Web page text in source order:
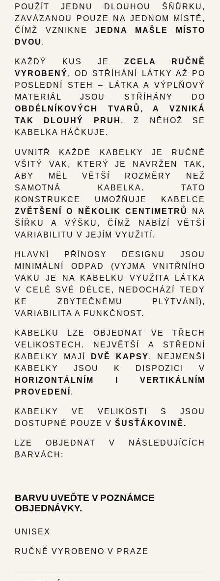
POUŽÍT JEDNU DLOUHOU ŠŇŮRKU,
ZAVÁZANOU POUZE NA JEDNOM MÍSTĚ,
ČÍMŽ VZNIKNE JEDNA MAŠLE MÍSTO
DVOU .
KAŽDÝ KUS JEZCELA RUČNĚ
VYROBENÝ, OD STŘÍHÁNÍ LÁTKY AŽ PO
POSLEDNÍ STEH – LÁTKA A VÝPLŇOVÝ
MATERIÁL JSOU STŘÍHÁNY DO
OBDÉLNÍKOVÝCH TVARŮ, A VZNIKÁ
TAK DLOUHÝ PRUH , Z NĚHOŽ SE
KABELKA HÁČKUJE.
UVNITŘ KAŽDÉ KABELKY JE RUČNĚ
VŠITÝ VAK, KTERÝ JE NAVRŽEN TAK,
ABY MĚL VĚTŠÍ ROZMĚRY NEŽ
SAMOTNÁ KABELKA. TATO
KONSTRUKCE UMOŽŇUJE KABELCE
ZVĚTŠENÍ O NĚKOLIK CENTIMETRŮ
NA
ŠÍŘKU A VÝŠKU, ČÍMŽ NABÍZÍ VĚTŠÍ
VARIABILITU V JEJÍM VYUŽITÍ.
HLAVNÍ PŘÍNOSY DESIGNU JSOU
MINIMÁLNÍ ODPAD (VYJMA VNITŘNÍHO
VAKU JE NA KABELKU VYUŽITA LÁTKA
V CELÉ SVÉ DÉLCE, NEDOCHÁZÍ TEDY
KE ZBYTEČNÉMU PLÝTVÁNÍ),
VARIABILITA A FUNKČNOST.
KABELKU LZE OBJEDNAT VE TŘECH
VELIKOSTECH. NEJVĚTŠÍ A STŘEDNÍ
KABELKY MAJÍ DVĚ KAPSY, NEJMENŠÍ
KABELKY JSOU K DISPOZICI V
HORIZONTÁLNÍM I VERTIKÁLNÍM
PROVEDENÍ.
KABELKY VE VELIKOSTI S JSOU
DOSTUPNÉ POUZE V ŠUSŤÁKOVINĚ.
LZE OBJEDNAT V NÁSLEDUJÍCÍCH
BARVÁCH:
BARVU UVEĎTE V POZNÁMCE
OBJEDNÁVKY.
UNISEX
RUČNĚ VYROBENO V PRAZE